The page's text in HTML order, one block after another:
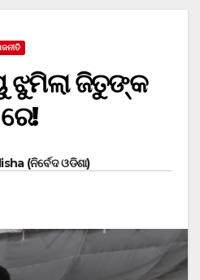
ଝୁମିଲା ଜିତୁଙ୍କ
(ନିର୍ବେଦ ଓଡିଶା)